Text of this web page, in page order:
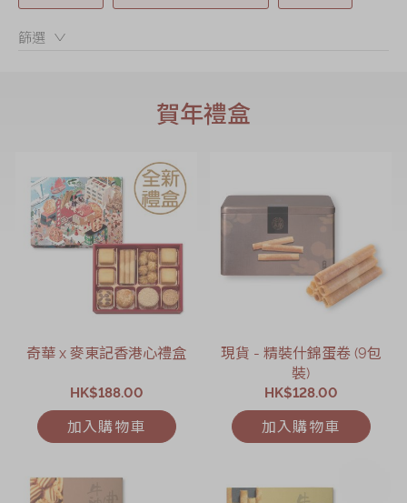
篩選：
賀年禮盒
奇華 x 麥東記香港心禮盒
HK$188.00
加入購物車
現貨 - 精裝什錦蛋卷 (9包
裝)
HK$128.00
加入購物車